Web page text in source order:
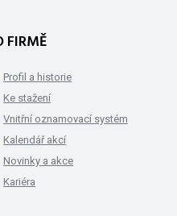
FIRMĚ
Profil a historie
Ke stažení
Vnitřní oznamovací systém
Kalendář akcí
Novinky a akce
Kariéra